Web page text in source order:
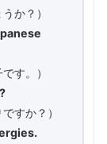
か？）
す。）
すか？）